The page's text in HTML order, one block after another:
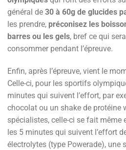
général de 30 à 60g de glucides
les prendre, préconisez les
barres ou les gels, bref ce qui
consommer pendant l’épreuve.
Enfin, après l’épreuve, vient le
Celle-ci, pour les sportifs
minutes qui suivent l’effort, par
chocolat ou un shake de protéine
spécialistes, celle-ci se fait même
les 5 minutes qui suivent l’effort
électrolytes (type Powerade), une